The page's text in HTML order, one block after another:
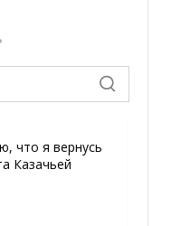
что я вернусь
Казачьей